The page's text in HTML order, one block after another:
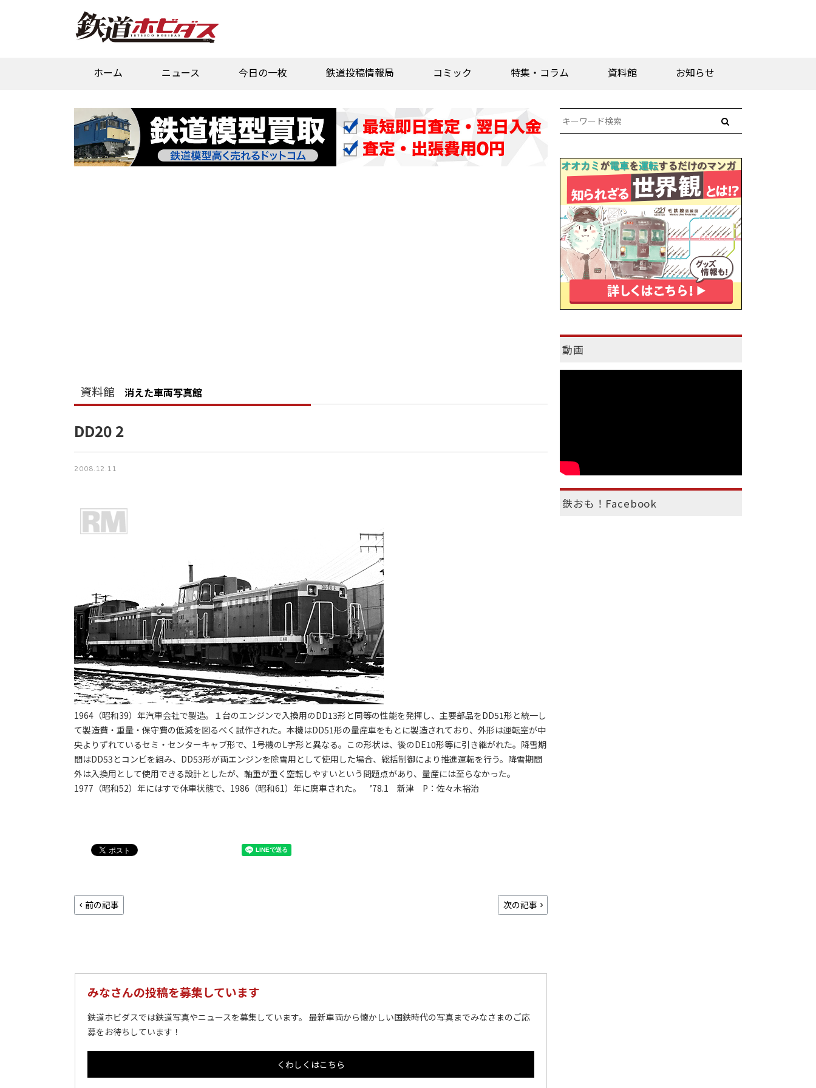
ホーム ニュース 今日の一枚 鉄道投稿情報局 コミック 特集・コラム 資料館 お知らせ
資料館 消えた車両写真館
DD20 2
2008.12.11
1964（昭和39）年汽車会社で製造。１台のエンジンで入換用のDD13形と同等の性能を発揮し、主要部品をDD51形と統一し
て製造費・重量・保守費の低減を図るべく試作された。本機はDD51形の量産車をもとに製造されており、外形は運転室が中
央よりずれているセミ・センターキャブ形で、1号機のL字形と異なる。この形状は、後のDE10形等に引き継がれた。降雪期
間はDD53とコンビを組み、DD53形が両エンジンを除雪用として使用した場合、総括制御により推進運転を行う。降雪期間
外は入換用として使用できる設計としたが、軸重が重く空転しやすいという問題点があり、量産には至らなかった。
1977（昭和52）年にはすで休車状態で、1986（昭和61）年に廃車された。 ’78.1 新津 P：佐々木裕治
前の記事 次の記事
みなさんの投稿を募集しています
鉄道ホビダスでは鉄道写真やニュースを募集しています。 最新車両から懐かしい国鉄時代の写真までみなさまのご応
募をお待ちしています！
くわしくはこちら
動画
鉄おも！Facebook